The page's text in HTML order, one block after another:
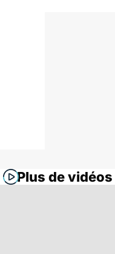
Plus de vidéos